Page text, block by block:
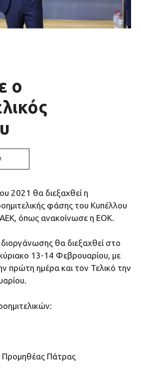
ο
2021 θα διεξαχθεί η
φάσης του Κυπέλλου
όπως ανακοίνωσε η ΕΟΚ.
θα διεξαχθεί στο
13-14 Φεβρουαρίου, με
πρώτη ημέρα και τον Τελικό την
Πάτρας